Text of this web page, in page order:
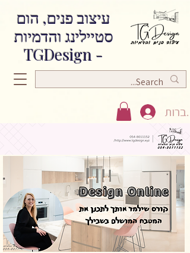
עיצוב פנים, הום
סטיילינג והדמיות
-
TGDesign